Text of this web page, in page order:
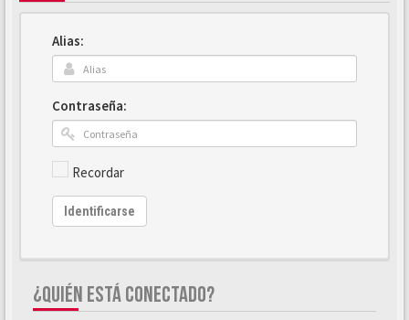
Alias:
Contraseña:
Recordar
Identificarse
¿QUIÉN ESTÁ CONECTADO?